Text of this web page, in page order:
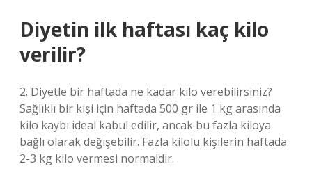
Diyetin ilk haftası kaç kilo
verilir?
2. Diyetle bir haftada ne kadar kilo verebilirsiniz?
Sağlıklı bir kişi için haftada 500 gr ile 1 kg arasında
kilo kaybı ideal kabul edilir, ancak bu fazla kiloya
bağlı olarak değişebilir. Fazla kilolu kişilerin haftada
2-3 kg kilo vermesi normaldir.